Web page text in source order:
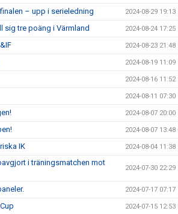
– upp i serieledning 2024-08-29 19:13
sig tre poäng i Värmland 2024-08-24 17:25
2024-08-23 21:48
2024-08-19 11:09
2024-08-16 11:52
2024-08-11 07:30
2024-08-07 20:00
2024-08-07 13:48
IK 2024-08-04 11:38
i träningsmatchen mot
2024-07-30 22:29
2024-07-17 07:17
2024-07-15 12:53